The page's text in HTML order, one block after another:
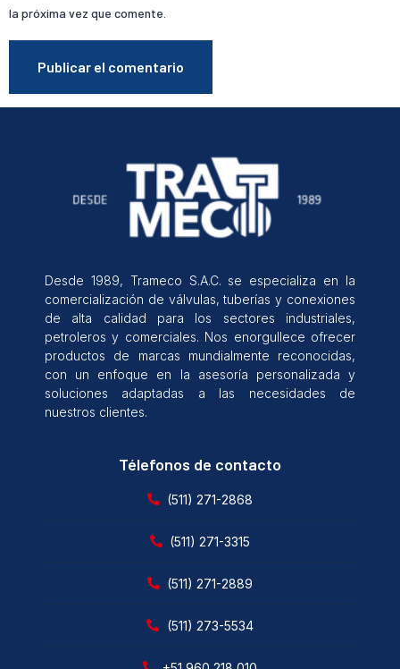
la próxima vez que comente.
Desde 1989, Trameco S.A.C. se especializa en la
comercialización de válvulas, tuberías y conexiones
de alta calidad para los sectores industriales,
petroleros y comerciales. Nos enorgullece ofrecer
productos de marcas mundialmente reconocidas,
con un enfoque en la asesoría personalizada y
soluciones adaptadas a las necesidades de
nuestros clientes.
Télefonos de contacto
(511) 271-2868
(511) 271-3315
(511) 271-2889
(511) 273-5534